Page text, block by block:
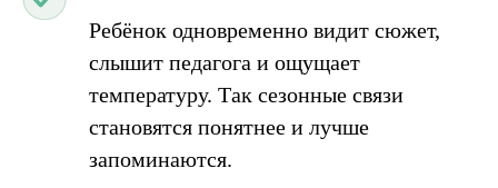
Ребёнок одновременно видит сюжет,
слышит педагога и ощущает
температуру. Так сезонные связи
становятся понятнее и лучше
запоминаются.